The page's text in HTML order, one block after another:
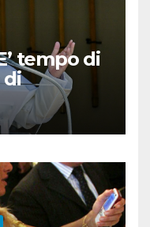
tempo di
di